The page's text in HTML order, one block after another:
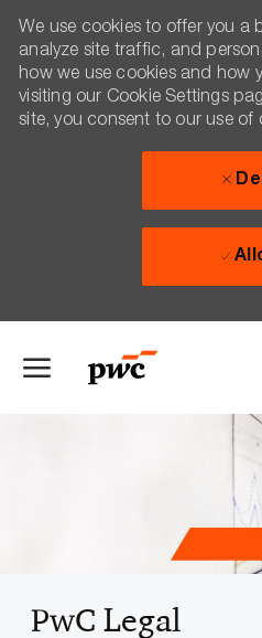
We use cookies to offer you a
analyze site traffic, and
how we use cookies and how
visiting our Cookie Settings
site, you consent to our use of
PwC Legal